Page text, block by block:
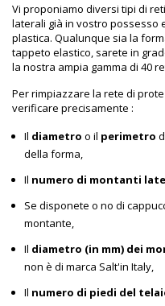
Vi proponiamo diversi tipi di
laterali già in vostro possesso
plastica. Qualunque sia la
tappeto elastico, sarete in
la nostra ampia gamma di 40
Per rimpiazzare la rete di
verificare precisamente :
Il diametro o il perimetro
della forma,
Il numero di montanti
Se disponete o no di
montante,
Il diametro (in mm) dei
non è di marca Salt'in Italy,
Il numero di piedi del